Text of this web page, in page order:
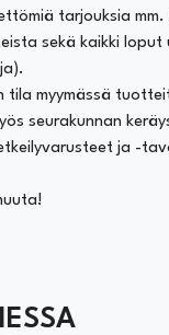
tarjouksia mm.
sekä kaikki loput
tila myymässä
seurakunnan
ja -